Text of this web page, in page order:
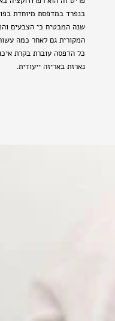
שנה המבטיח כי הצבעים
המקורית גם לאחר כמה
כל הדפסה עוברת בקרת
נארזת באריזה ייעודית.